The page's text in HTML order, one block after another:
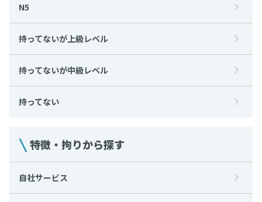
N5
持ってないが上級レベル
持ってないが中級レベル
持ってない
特徴・拘りから探す
自社サービス